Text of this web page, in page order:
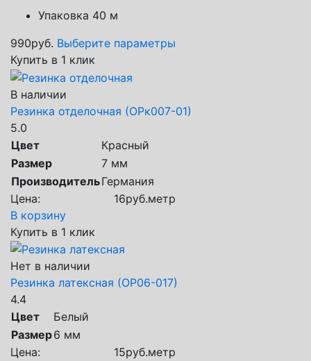
Упаковка 40 м
990руб. Выберите параметры
Купить в 1 клик
В наличии
Резинка отделочная (ОРк007-01)
5.0
Цвет
Красный
Размер
7 мм
ПроизводительГермания
Цена:
16руб.метр
В корзину
Купить в 1 клик
Нет в наличии
Резинка латексная (ОР06-017)
4.4
Цвет
Белый
Размер6 мм
Цена:
15руб.метр